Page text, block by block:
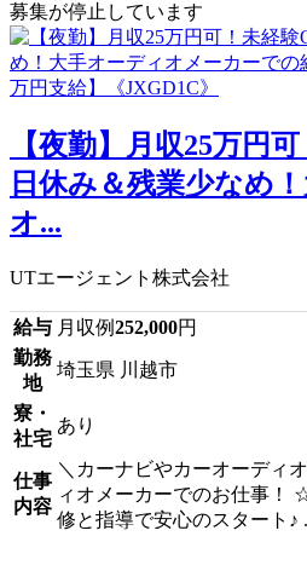
募集が停止しています
【夜勤】月収25万円
日休み＆残業少なめ
オ...
UTエージェント株式会社
給与 月収例252,000円
勤務
地
埼玉県 川越市
寮・
社宅
あり
仕事
内容
＼カーナビやカーオーディ
ィオメーカーでのお仕事
修と指導で安心のスタート♪